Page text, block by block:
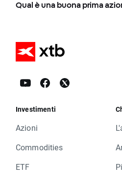
Qual è una buona prima
Investimenti
Azioni
Commodities
ETF